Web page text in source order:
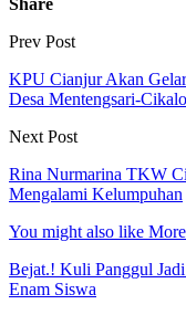
Prev Post
KPU Cianjur Akan
Desa Mentengsari-
Next Post
Rina Nurmarina TKW
Mengalami Kelumpuhan
You might also like
Bejat.! Kuli Panggul
Enam Siswa